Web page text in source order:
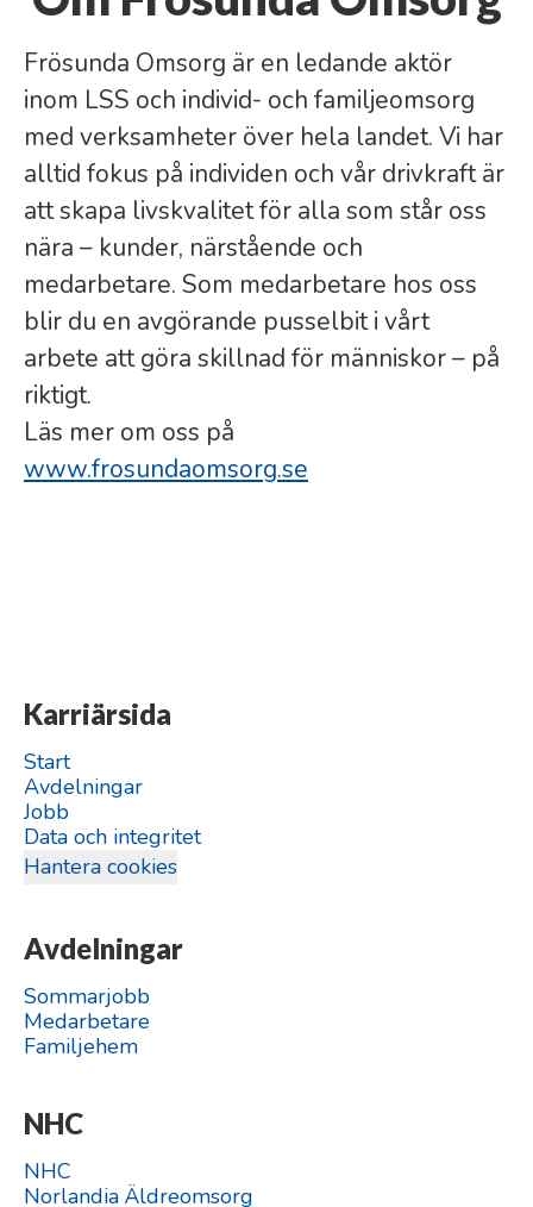
Frösunda Omsorg är en ledande aktör
inom LSS och individ- och familjeomsorg
med verksamheter över hela landet. Vi har
alltid fokus på individen och vår drivkraft är
att skapa livskvalitet för alla som står oss
nära – kunder, närstående och
medarbetare. Som medarbetare hos oss
blir du en avgörande pusselbit i vårt
arbete att göra skillnad för människor – på
riktigt.
Läs mer om oss på
www.frosundaomsorg.se
Karriärsida
Start
Avdelningar
Jobb
Data och integritet
Hantera cookies
Avdelningar
Sommarjobb
Medarbetare
Familjehem
NHC
NHC
Norlandia Äldreomsorg